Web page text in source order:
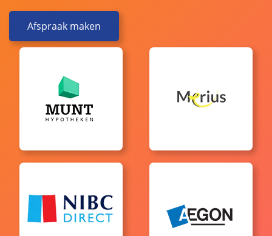
Afspraak maken